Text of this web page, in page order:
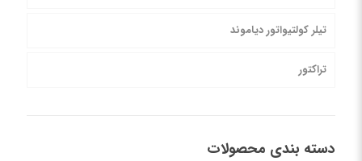
تیلر کولتیواتور دیاموند
تراکتور
دسته بندی محصولات